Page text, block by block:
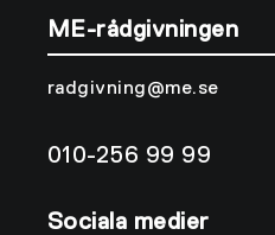
ME-rådgivningen
radgivning@me.se
010-256 99 99
Sociala medier